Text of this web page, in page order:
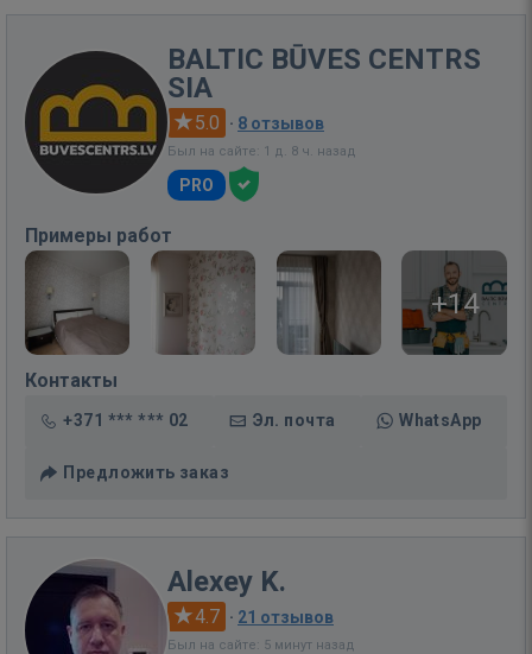
BALTIC BŪVES CENTRS
SIA
5.0 · 8 отзывов
Был на сайте: 1 д. 8 ч. назад
PRO
Примеры работ
+14
Контакты
+371 *** *** 02 Эл. почта WhatsApp
Предложить заказ
Alexey K.
4.7 · 21 отзывов
Был на сайте: 5 минут назад